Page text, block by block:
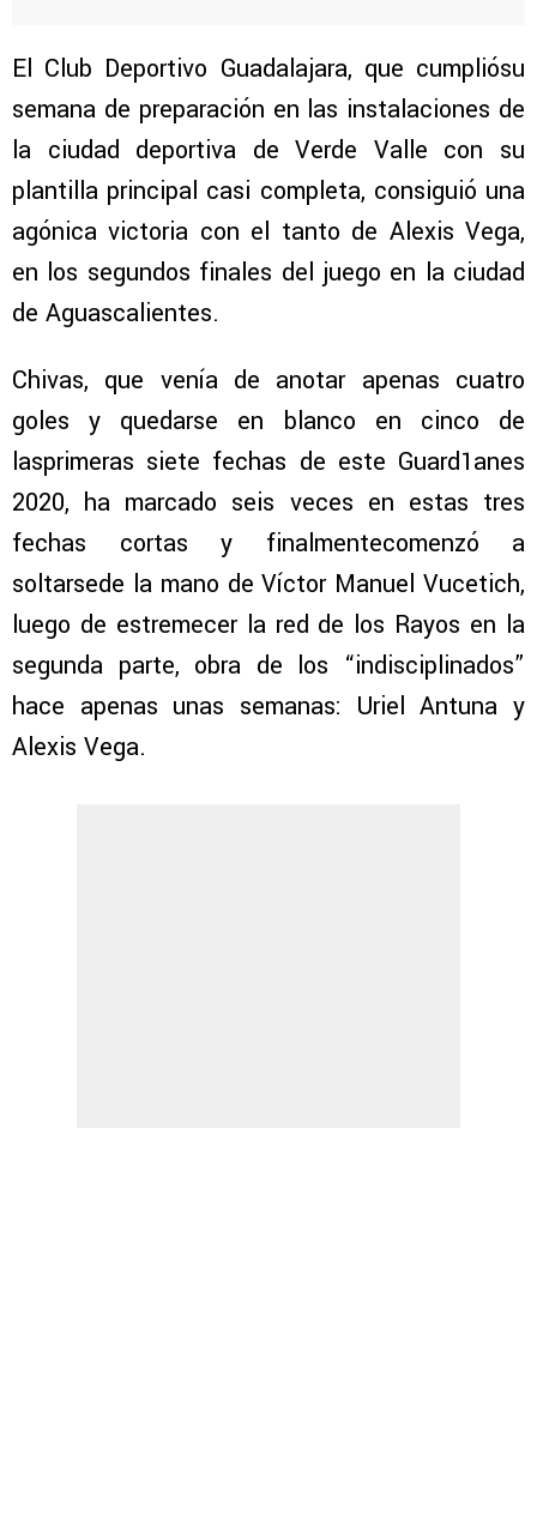
El Club Deportivo Guadalajara, que cumpliósu
semana de preparación en las instalaciones de
la ciudad deportiva de Verde Valle con su
plantilla principal casi completa, consiguió una
agónica victoria con el tanto de Alexis Vega,
en los segundos finales del juego en la ciudad
de Aguascalientes.
Chivas, que venía de anotar apenas cuatro
goles y quedarse en blanco en cinco de
lasprimeras siete fechas de este Guard1anes
2020, ha marcado seis veces en estas tres
fechas cortas y finalmentecomenzó a
soltarsede la mano de Víctor Manuel Vucetich,
luego de estremecer la red de los Rayos en la
segunda parte, obra de los “indisciplinados”
hace apenas unas semanas: Uriel Antuna y
Alexis Vega.